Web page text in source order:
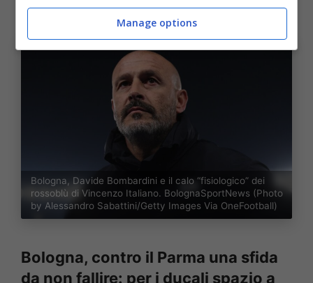
Bologna, Davide Bombardini e il calo “fisiologico” dei
rossoblù di Vincenzo Italiano. BolognaSportNews (Photo
by Alessandro Sabattini/Getty Images Via OneFootball)
Bologna, contro il Parma una sfida
da non fallire: per i ducali spazio a
Manage options